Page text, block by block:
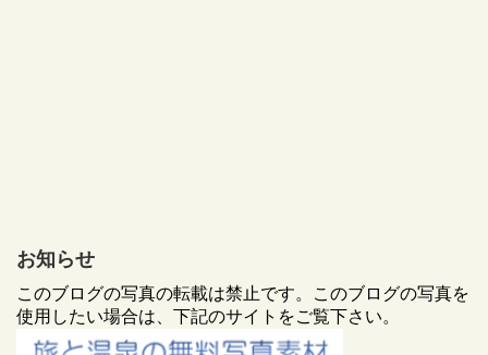
お知らせ
このブログの写真の転載は禁止です。このブログの写真を
使用したい場合は、下記のサイトをご覧下さい。